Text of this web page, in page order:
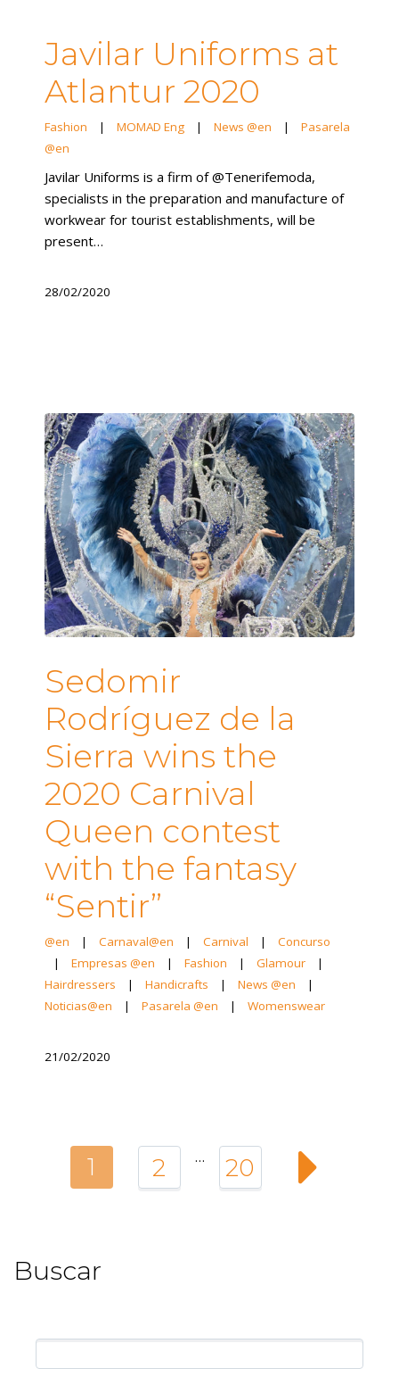
Javilar Uniforms at
Atlantur 2020
Fashion | MOMAD Eng | News @en |
Pasarela
@en
Javilar Uniforms is a firm of @Tenerifemoda,
specialists in the preparation and manufacture of
workwear for tourist establishments, will be
present…
28/02/2020
Sedomir
Rodríguez de la
Sierra wins the
2020 Carnival
Queen contest
with the fantasy
“Sentir”
@en | Carnaval@en | Carnival |
Concurso
|
Empresas @en | Fashion | Glamour
|
Hairdressers
| Handicrafts | News @en
|
Noticias@en
| Pasarela @en | Womenswear
21/02/2020
1 2 … 20
Buscar